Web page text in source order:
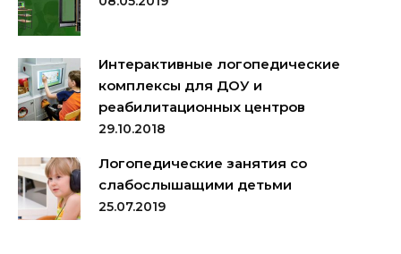
Интерактивные логопедические
комплексы для ДОУ и
реабилитационных центров
29.10.2018
Логопедические занятия со
слабослышащими детьми
25.07.2019